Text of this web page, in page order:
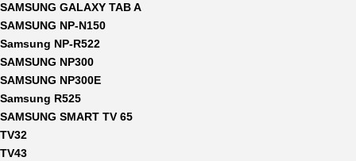
SAMSUNG GALAXY TAB A
SAMSUNG NP-N150
Samsung NP-R522
SAMSUNG NP300
SAMSUNG NP300E
Samsung R525
SAMSUNG SMART TV 65
TV32
TV43